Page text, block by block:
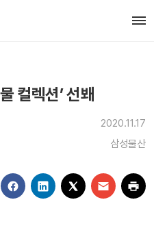
컬렉션’ 선봬
2020.11.17
삼성물산